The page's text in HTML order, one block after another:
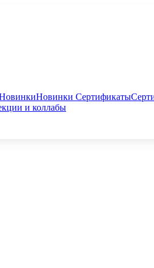
Новинки Сертификаты
и коллабы